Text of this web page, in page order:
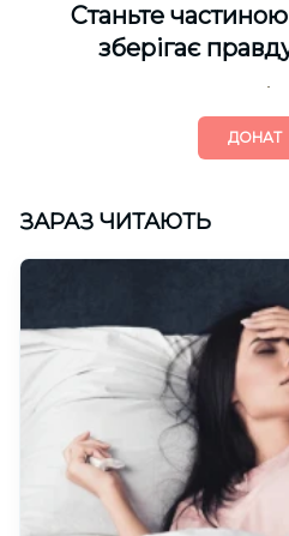
Cтаньте
зберігає
ДОНАТ
ЗАРАЗ ЧИТАЮТЬ